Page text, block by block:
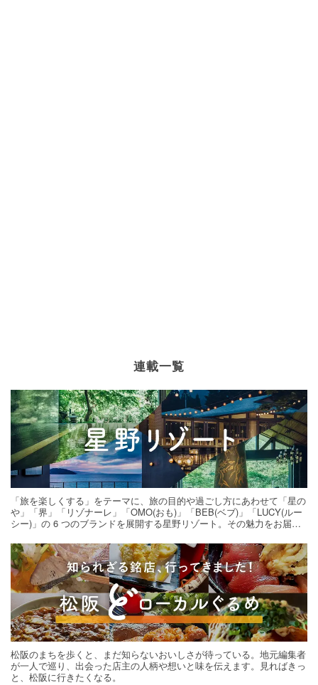
連載一覧
「旅を楽しくする」をテーマに、旅の目的や過ごし方にあわせて「星の
や」「界」「リゾナーレ」「OMO(おも)」「BEB(ベブ)」「LUCY(ルー
シー)」の 6 つのブランドを展開する星野リゾート。その魅力をお届け
松阪のまちを歩くと、まだ知らないおいしさが待っている。地元編集者
が一人で巡り、出会った店主の人柄や想いと味を伝えます。見ればきっ
と、松阪に行きたくなる。